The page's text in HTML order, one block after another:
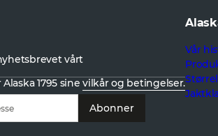
vårt
1795 sinevilkår og betingelser.
Abonner
Vår